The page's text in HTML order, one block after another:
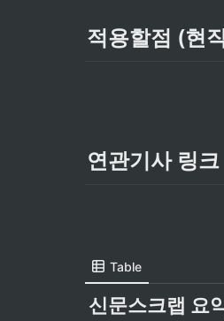
적용할점 (현
연관기사 링크
Table
신문스크랩 요